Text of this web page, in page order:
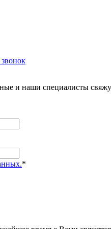
звонок
и наши специалисты
*